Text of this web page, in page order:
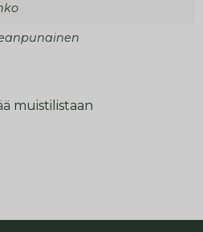
muistilistaan